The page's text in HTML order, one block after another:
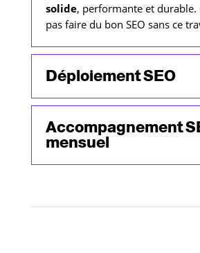
solide, performante et durable.
pas faire du bon SEO sans ce
Déploiement SEO
Accompagnement
mensuel